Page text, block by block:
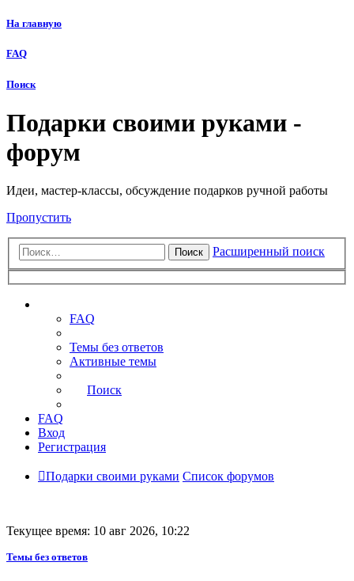
На главную
FAQ
Поиск
Подарки своими руками -
форум
Идеи, мастер-классы, обсуждение подарков ручной работы
Пропустить
Поиск Расширенный поиск
FAQ
Темы без ответов
Активные темы
Поиск
FAQ
Вход
Регистрация
Подарки своими руками Список форумов
Текущее время: 10 авг 2026, 10:22
Темы без ответов